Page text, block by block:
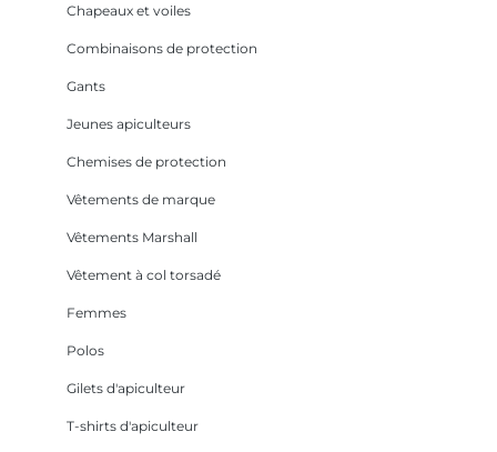
Chapeaux et voiles
Combinaisons de protection
Gants
Jeunes apiculteurs
Chemises de protection
Vêtements de marque
Vêtements Marshall
Vêtement à col torsadé
Femmes
Polos
Gilets d'apiculteur
T-shirts d'apiculteur